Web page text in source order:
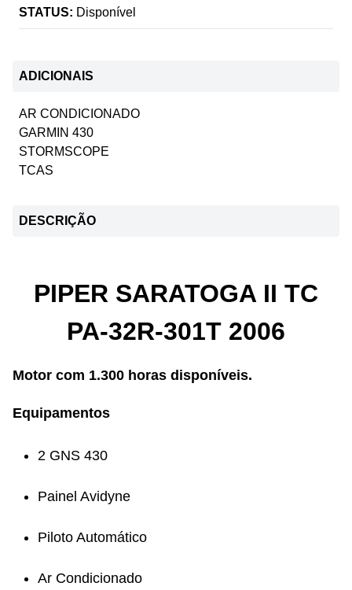
STATUS: Disponível
ADICIONAIS
AR CONDICIONADO
GARMIN 430
STORMSCOPE
TCAS
DESCRIÇÃO
PIPER SARATOGA II TC
PA-32R-301T 2006
Motor com 1.300 horas disponíveis.
Equipamentos
2 GNS 430
Painel Avidyne
Piloto Automático
Ar Condicionado